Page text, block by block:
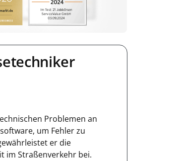
Problemen an
um Fehler zu
er die
im Straßenverkehr bei.